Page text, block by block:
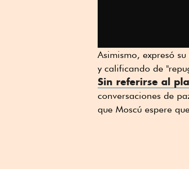
Asimismo, expresó
y calificando de
Sin referirse al
conversaciones de
que Moscú espere